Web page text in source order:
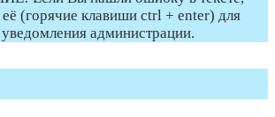
её (горячие клавиши ctrl + enter) для
администрации.